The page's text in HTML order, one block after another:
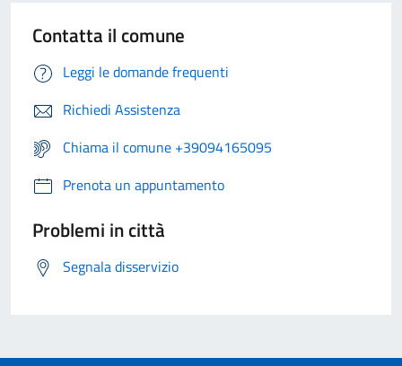
Contatta il comune
Leggi le domande frequenti
Richiedi Assistenza
Chiama il comune +39094165095
Prenota un appuntamento
Problemi in città
Segnala disservizio